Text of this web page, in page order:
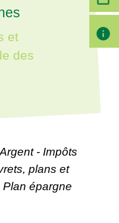
et
des
Argent - Impôts
plans et
Plan épargne
info